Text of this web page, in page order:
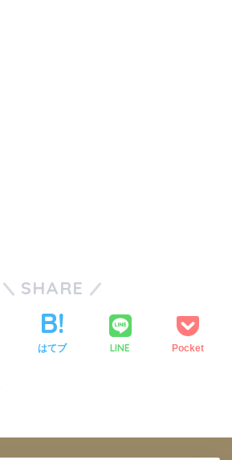
SHARE
はてブ LINE Pocket